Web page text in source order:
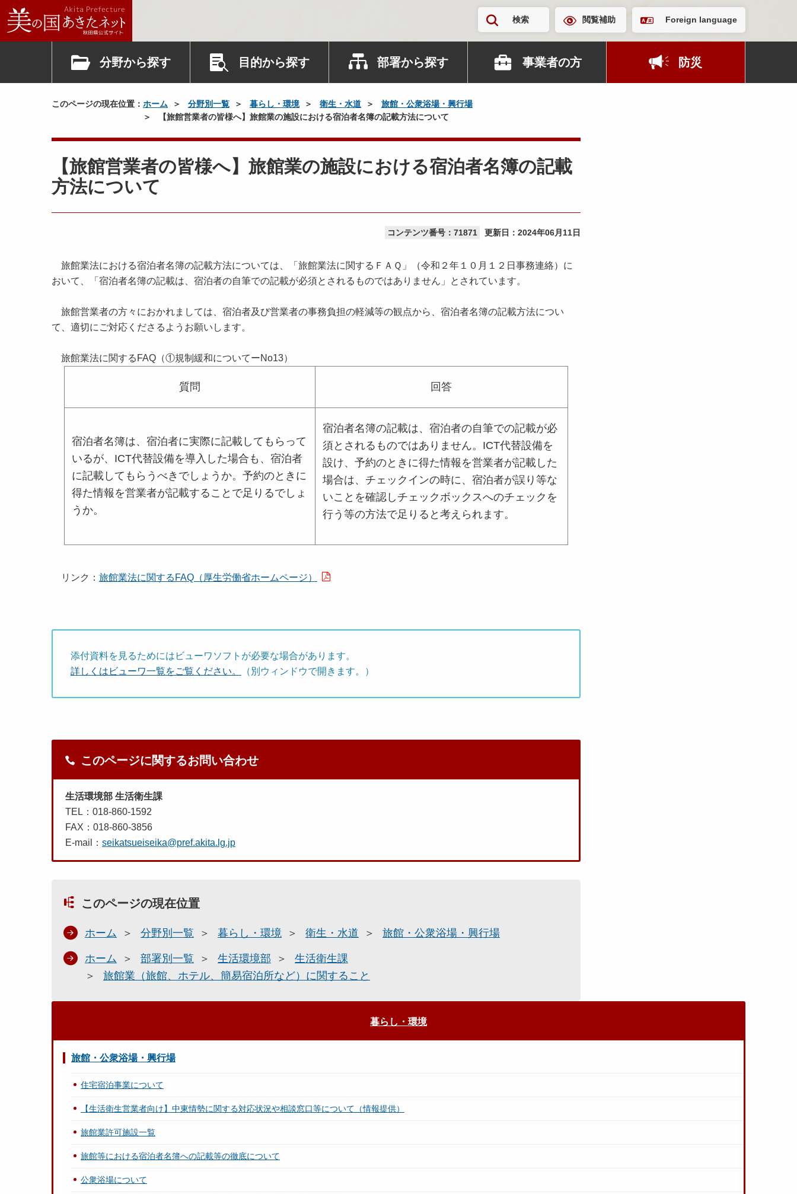
検索 閲覧補助 Foreign language
分野から探す 目的から探す 部署から探す 事業者の方 防災
このページの現在位置： ホーム 分野別一覧 暮らし・環境 衛生・水道
旅館・公衆浴場・興行場
【旅館営業者の皆様へ】旅館業の施設における宿泊者名簿の記載方法について
【旅館営業者の皆様へ】旅館業の施設における宿泊者名簿の記載
方法について
コンテンツ番号：71871 更新日： 2024年06月11日
旅館業法における宿泊者名簿の記載方法については、「旅館業法に関するＦＡＱ」（令和２年１０月１２日事務連絡）に
おいて、「宿泊者名簿の記載は、宿泊者の自筆での記載が必須とされるものではありません」とされています。
旅館営業者の方々におかれましては、宿泊者及び営業者の事務負担の軽減等の観点から、宿泊者名簿の記載方法につい
て、適切にご対応くださるようお願いします。
旅館業法に関するFAQ（①規制緩和についてーNo13）
質問 回答
宿泊者名簿は、宿泊者に実際に記載してもらって
いるが、ICT代替設備を導入した場合も、宿泊者
に記載してもらうべきでしょうか。予約のときに
得た情報を営業者が記載することで足りるでしょ
うか。
宿泊者名簿の記載は、宿泊者の自筆での記載が必
須とされるものではありません。ICT代替設備を
設け、予約のときに得た情報を営業者が記載した
場合は、チェックインの時に、宿泊者が誤り等な
いことを確認しチェックボックスへのチェックを
行う等の方法で足りると考えられます。
リンク： 旅館業法に関するFAQ（厚生労働省ホームページ）
添付資料を見るためにはビューワソフトが必要な場合があります。
詳しくはビューワ一覧をご覧ください。
（別ウィンドウで開きます。）
このページに関するお問い合わせ
生活環境部 生活衛生課
TEL：018-860-1592
FAX：018-860-3856
E-mail： seikatsueiseika@pref.akita.lg.jp
このページの現在位置
ホーム 分野別一覧 暮らし・環境 衛生・水道 旅館・公衆浴場・興行場
ホーム 部署別一覧 生活環境部
生活衛生課
旅館業（旅館、ホテル、簡易宿泊所など）に関すること
暮らし・環境
旅館・公衆浴場・興行場
住宅宿泊事業について
【生活衛生営業者向け】中東情勢に関する対応状況や相談窓口等について（情報提供）
旅館業許可施設一覧
旅館等における宿泊者名簿への記載等の徹底について
公衆浴場について